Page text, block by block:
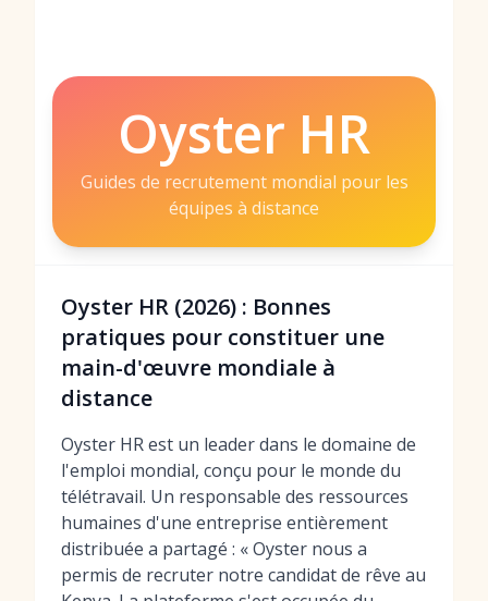
Oyster HR
Guides de recrutement mondial pour les
équipes à distance
Oyster HR (2026) : Bonnes
pratiques pour constituer une
main-d'œuvre mondiale à
distance
Oyster HR est un leader dans le domaine de
l'emploi mondial, conçu pour le monde du
télétravail. Un responsable des ressources
humaines d'une entreprise entièrement
distribuée a partagé : « Oyster nous a
permis de recruter notre candidat de rêve au